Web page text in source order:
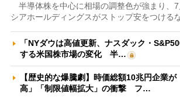
半導体株を中心に相場の調整色が強まり、7
シアホールディングスがストップ安をつける
「NYダウは高値更新、ナスダック・
する米国株市場の変化 半…
【歴史的な爆騰劇】時価総額10兆円企業
高」「制限値幅拡大」の衝撃 フ…